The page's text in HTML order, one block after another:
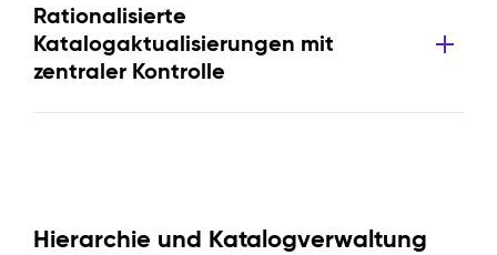
Rationalisierte
Katalogaktualisierungen mit
zentraler Kontrolle
Hierarchie und Katalogverwaltung